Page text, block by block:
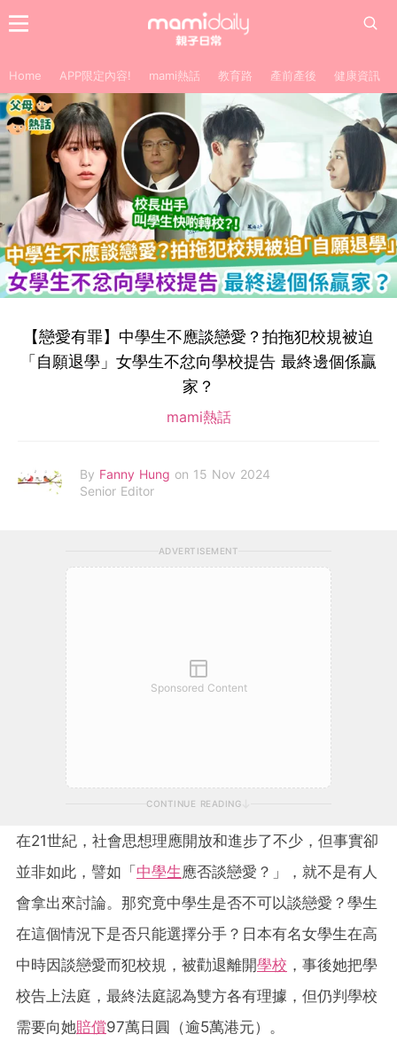
Home APP限定內容! mami熱話 教育路 產前產後 健康資訊
【戀愛有罪】中學生不應談戀愛？拍拖犯校規被迫
「自願退學」女學生不忿向學校提告 最終邊個係贏
家？
mami熱話
By Fanny Hung on 15 Nov 2024
Senior Editor
ADVERTISEMENT
Sponsored Content
CONTINUE READING
在21世紀，社會思想理應開放和進步了不少，但事實卻
並非如此，譬如「中學生 應否談戀愛？」，就不是有人
會拿出來討論。那究竟中學生是否不可以談戀愛？學生
在這個情況下是否只能選擇分手？日本有名女學生在高
中時因談戀愛而犯校規，被勸退離開學校 ，事後她把學
校告上法庭，最終法庭認為雙方各有理據，但仍判學校
需要向她賠償97萬日圓（逾5萬港元）。